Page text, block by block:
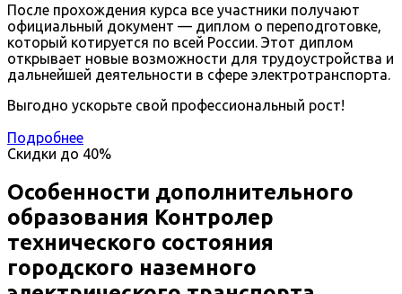
После прохождения курса все участники получают
официальный документ — диплом о переподготовке,
который котируется по всей России. Этот диплом
открывает новые возможности для трудоустройства и
дальнейшей деятельности в сфере электротранспорта.
Выгодно ускорьте свой профессиональный рост!
Подробнее
Скидки до 40%
Особенности дополнительного
образования Контролер
технического состояния
городского наземного